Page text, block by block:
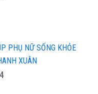
PHỤ NỮ SỐNG KHỎE
XUÂN